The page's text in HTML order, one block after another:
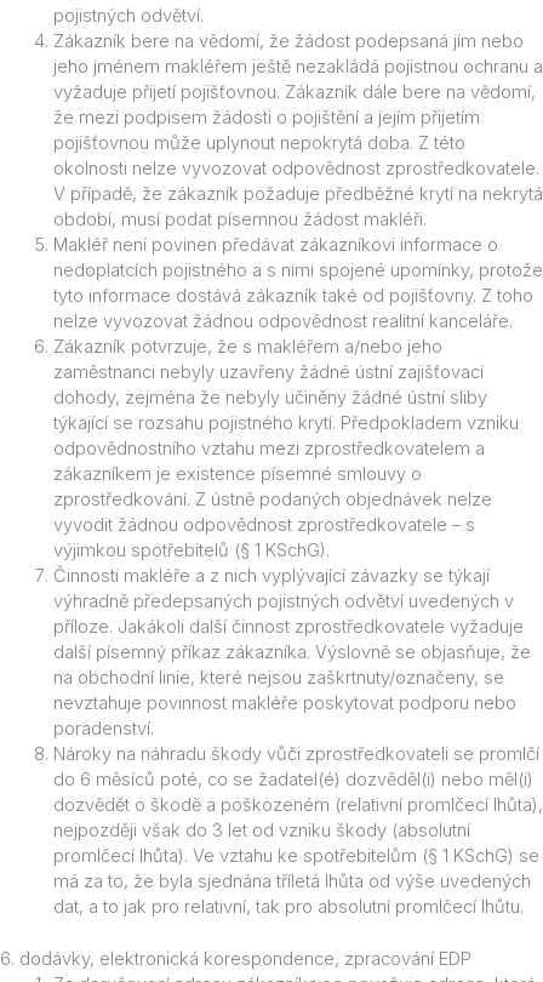
pojistných odvětví.
Zákazník bere na vědomí, že žádost podepsaná jím nebo
jeho jménem makléřem ještě nezakládá pojistnou ochranu a
vyžaduje přijetí pojišťovnou. Zákazník dále bere na vědomí,
že mezi podpisem žádosti o pojištění a jejím přijetím
pojišťovnou může uplynout nepokrytá doba. Z této
okolnosti nelze vyvozovat odpovědnost zprostředkovatele.
V případě, že zákazník požaduje předběžné krytí na nekrytá
období, musí podat písemnou žádost makléři.
Makléř není povinen předávat zákazníkovi informace o
nedoplatcích pojistného a s nimi spojené upomínky, protože
tyto informace dostává zákazník také od pojišťovny. Z toho
nelze vyvozovat žádnou odpovědnost realitní kanceláře.
Zákazník potvrzuje, že s makléřem a/nebo jeho
zaměstnanci nebyly uzavřeny žádné ústní zajišťovací
dohody, zejména že nebyly učiněny žádné ústní sliby
týkající se rozsahu pojistného krytí. Předpokladem vzniku
odpovědnostního vztahu mezi zprostředkovatelem a
zákazníkem je existence písemné smlouvy o
zprostředkování. Z ústně podaných objednávek nelze
vyvodit žádnou odpovědnost zprostředkovatele – s
výjimkou spotřebitelů (§ 1 KSchG).
Činnosti makléře a z nich vyplývající závazky se týkají
výhradně předepsaných pojistných odvětví uvedených v
příloze. Jakákoli další činnost zprostředkovatele vyžaduje
další písemný příkaz zákazníka. Výslovně se objasňuje, že
na obchodní linie, které nejsou zaškrtnuty/označeny, se
nevztahuje povinnost makléře poskytovat podporu nebo
poradenství.
Nároky na náhradu škody vůči zprostředkovateli se promlčí
do 6 měsíců poté, co se žadatel(é) dozvěděl(i) nebo měl(i)
dozvědět o škodě a poškozeném (relativní promlčecí lhůta),
nejpozději však do 3 let od vzniku škody (absolutní
promlčecí lhůta). Ve vztahu ke spotřebitelům (§ 1 KSchG) se
má za to, že byla sjednána tříletá lhůta od výše uvedených
dat, a to jak pro relativní, tak pro absolutní promlčecí lhůtu.
6. dodávky, elektronická korespondence, zpracování EDP